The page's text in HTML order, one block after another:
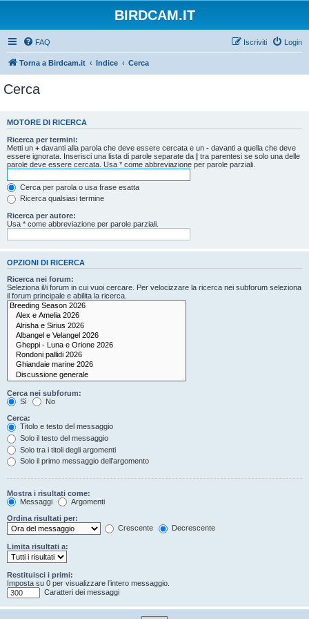
BIRDCAM.IT
FAQ Login
Iscriviti
Torna a Birdcam.it Indice Cerca
Cerca
MOTORE DI RICERCA
Ricerca per termini:
Metti un + davanti alla parola che deve essere cercata e un - davanti a quella che deve
essere ignorata. Inserisci una lista di parole separate da | tra parentesi se solo una delle
parole deve essere cercata. Usa * come abbreviazione per parole parziali.
Cerca per parola o usa frase esatta
Ricerca qualsiasi termine
Ricerca per autore:
Usa * come abbreviazione per parole parziali.
OPZIONI DI RICERCA
Ricerca nei forum:
Seleziona il/i forum in cui vuoi cercare. Per velocizzare la ricerca nei subforum seleziona
il forum principale e abilita la ricerca.
Cerca nei subforum:
Sì
No
Cerca:
Titolo e testo del messaggio
Solo il testo del messaggio
Solo tra i titoli degli argomenti
Solo il primo messaggio dell’argomento
Mostra i risultati come:
Messaggi
Argomenti
Ordina risultati per:
Crescente
Decrescente
Limita risultati a:
Restituisci i primi:
Imposta su 0 per visualizzare l’intero messaggio.
Caratteri dei messaggi